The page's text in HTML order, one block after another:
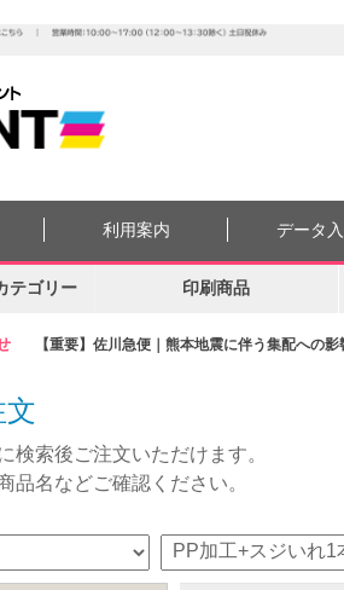
【重要】佐川急便｜熊本地震に伴う集配への
利用案内 データ
テゴリー 印刷商品
文
検索後ご注文いただけます。
品名などご確認ください。